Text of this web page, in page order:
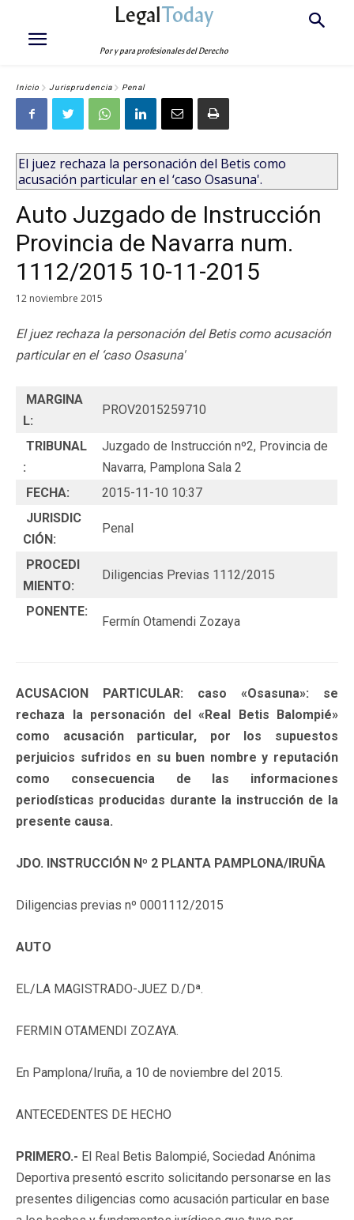
LegalToday
Por y para profesionales del Derecho
Inicio Jurisprudencia Penal
El juez rechaza la personación del Betis como
acusación particular en el ‘caso Osasuna'.
Auto Juzgado de Instrucción
Provincia de Navarra num.
1112/2015 10-11-2015
12 noviembre 2015
El juez rechaza la personación del Betis como acusación
particular en el ‘caso Osasuna'
MARGINA
L:
PROV2015259710
TRIBUNAL
:
Juzgado de Instrucción nº2, Provincia de
Navarra, Pamplona Sala 2
FECHA:
2015-11-10 10:37
JURISDIC
CIÓN:
Penal
PROCEDI
MIENTO:
Diligencias Previas 1112/2015
PONENTE:
Fermín Otamendi Zozaya
ACUSACION PARTICULAR: caso «Osasuna»: se
rechaza la personación del «Real Betis Balompié»
como acusación particular, por los supuestos
perjuicios sufridos en su buen nombre y reputación
como consecuencia de las informaciones
periodísticas producidas durante la instrucción de la
presente causa.
JDO. INSTRUCCIÓN Nº 2 PLANTA PAMPLONA/IRUÑA
Diligencias previas nº 0001112/2015
AUTO
EL/LA MAGISTRADO-JUEZ D./Dª.
FERMIN OTAMENDI ZOZAYA.
En Pamplona/Iruña, a 10 de noviembre del 2015.
ANTECEDENTES DE HECHO
PRIMERO.- El Real Betis Balompié, Sociedad Anónima
Deportiva presentó escrito solicitando personarse en las
presentes diligencias como acusación particular en base